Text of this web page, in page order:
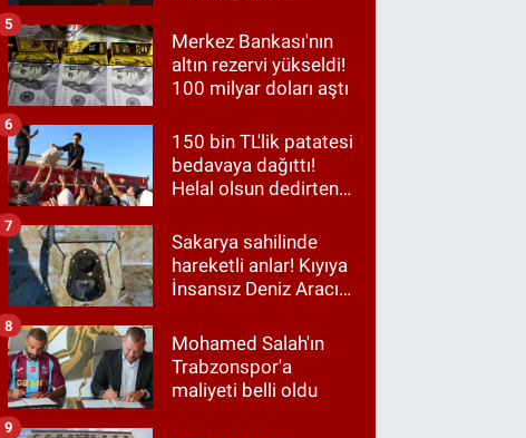
Merkez Bankası'nın
altın rezervi yükseldi!
100 milyar doları aştı
5
150 bin TL'lik patatesi
bedavaya dağıttı!
Helal olsun dedirten
6
Sakarya sahilinde
hareketli anlar! Kıyıya
İnsansız Deniz Aracı
7
Mohamed Salah'ın
Trabzonspor'a
maliyeti belli oldu
8
9